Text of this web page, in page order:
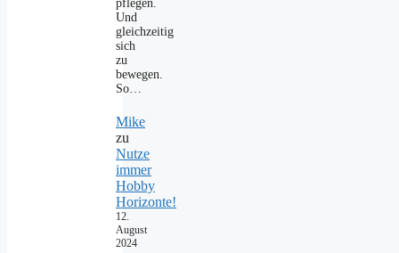
pflegen.
Und
gleichzeitig
sich
zu
bewegen.
So…
Mike
zu
Nutze
immer
Hobby
Horizonte!
12.
August
2024